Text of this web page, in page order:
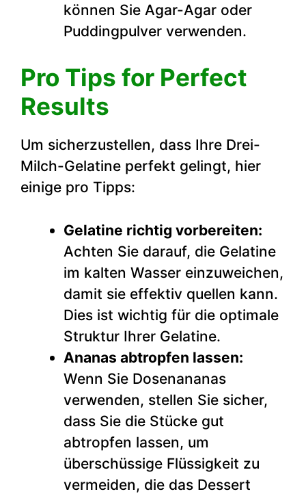
können Sie Agar-Agar oder
Puddingpulver verwenden.
Pro Tips for Perfect
Results
Um sicherzustellen, dass Ihre Drei-
Milch-Gelatine perfekt gelingt, hier
einige pro Tipps:
Gelatine richtig vorbereiten:
Achten Sie darauf, die Gelatine
im kalten Wasser einzuweichen,
damit sie effektiv quellen kann.
Dies ist wichtig für die optimale
Struktur Ihrer Gelatine.
Ananas abtropfen lassen:
Wenn Sie Dosenananas
verwenden, stellen Sie sicher,
dass Sie die Stücke gut
abtropfen lassen, um
überschüssige Flüssigkeit zu
vermeiden, die das Dessert